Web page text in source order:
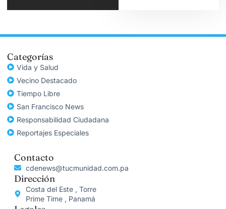
Categorías
Vida y Salud
Vecino Destacado
Tiempo Libre
San Francisco News
Responsabilidad Ciudadana
Reportajes Especiales
Contacto
cdenews@tucmunidad.com.pa
Dirección
Costa del Este , Torre
Prime Time , Panamá